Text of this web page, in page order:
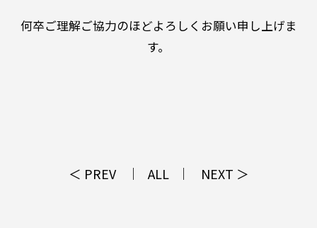
何卒ご理解ご協力のほどよろしくお願い申し上げま
す。
＜ PREV ALL NEXT ＞